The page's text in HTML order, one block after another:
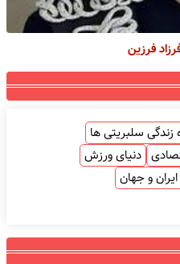
فرزین
سلبریتی ها
دنیای ورزش
ایران و جهان